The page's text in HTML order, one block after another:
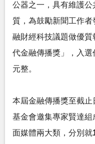
公器之一，具有維護
質，為鼓勵新聞工作
融財經科技議題做優
代金融傳播獎」，入
元整。
本屆金融傳播獎至截
基金會邀集專家賢達
面媒體兩大類，分別就